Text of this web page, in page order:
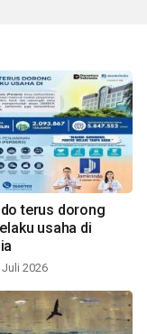
terus dorong
usaha di
2026